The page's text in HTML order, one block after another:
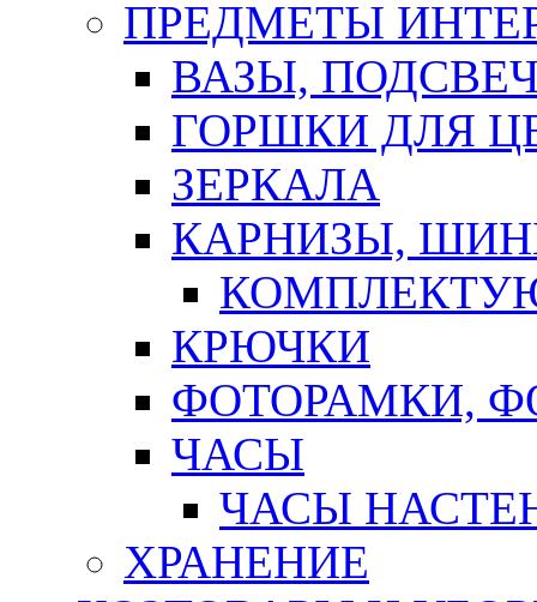
ПРЕДМЕТЫ
ВАЗЫ,
ГОРШКИ ДЛЯ
ЗЕРКАЛА
КАРНИЗЫ,
КРЮЧКИ
ФОТОРАМКИ,
ЧАСЫ
ЧАСЫ
ХРАНЕНИЕ